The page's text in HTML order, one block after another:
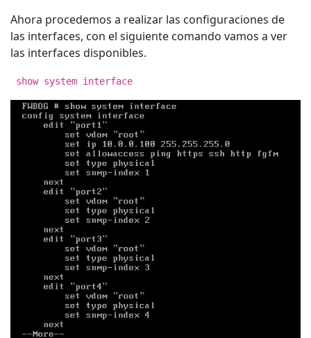
Ahora procedemos a realizar las configuraciones de
las interfaces, con el siguiente comando vamos a ver
las interfaces disponibles.
show system interface